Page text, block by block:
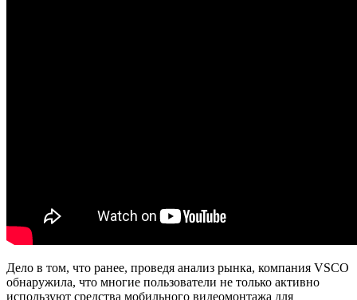
Дело в том, что ранее, проведя анализ рынка, компания VSCO
обнаружила, что многие пользователи не только активно
используют средства мобильного видеомонтажа для